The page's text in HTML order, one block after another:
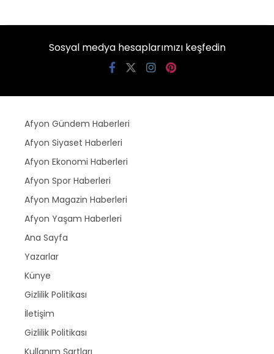
Sosyal medya hesaplarımızı keşfedin
Afyon Gündem Haberleri
Afyon Siyaset Haberleri
Afyon Ekonomi Haberleri
Afyon Spor Haberleri
Afyon Magazin Haberleri
Afyon Yaşam Haberleri
Ana Sayfa
Yazarlar
Künye
Gizlilik Politikası
İletişim
Gizlilik Politikası
Kullanım Şartları